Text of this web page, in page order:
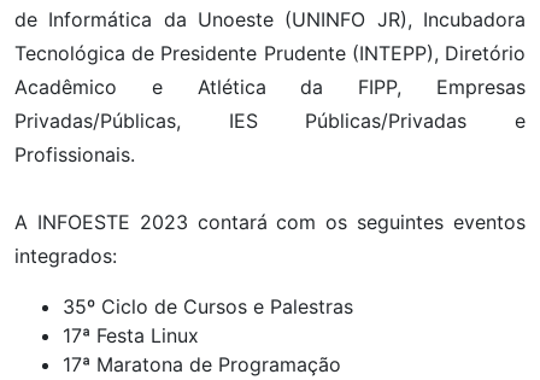
de Informática da Unoeste (UNINFO JR), Incubadora
Tecnológica de Presidente Prudente (INTEPP), Diretório
Acadêmico e Atlética da FIPP, Empresas
Privadas/Públicas, IES Públicas/Privadas e
Profissionais.
A INFOESTE 2023 contará com os seguintes eventos
integrados:
35º Ciclo de Cursos e Palestras
17ª Festa Linux
17ª Maratona de Programação